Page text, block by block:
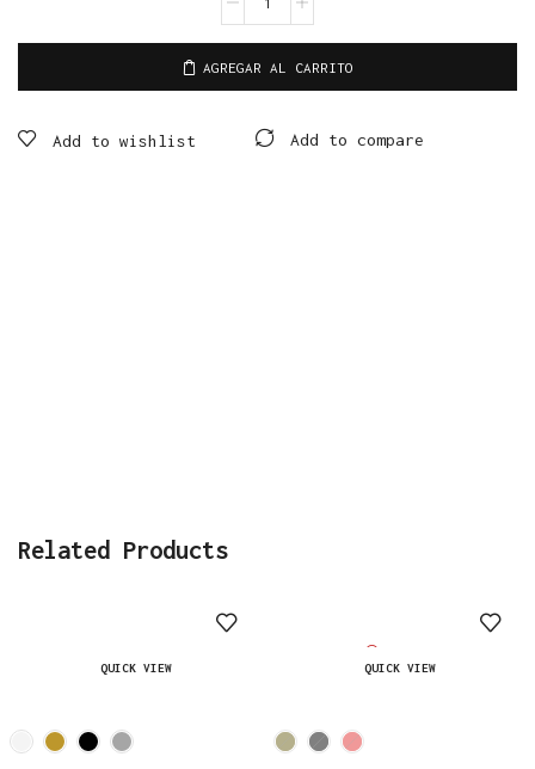
AGREGAR AL CARRITO
Add to wishlist Add to compare
Related Products
QUICK VIEW
QUICK VIEW